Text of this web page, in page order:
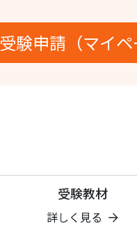
受験申請（マイペ
受験教材
詳しく見る